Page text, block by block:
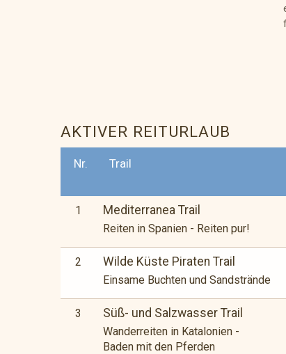
AKTIVER REITURLAUB
Nr. Trail
1 Mediterranea Trail
Reiten in Spanien - Reiten pur!
2 Wilde Küste Piraten Trail
Einsame Buchten und Sandstrände
3 Süß- und Salzwasser Trail
Wanderreiten in Katalonien -
Baden mit den Pferden